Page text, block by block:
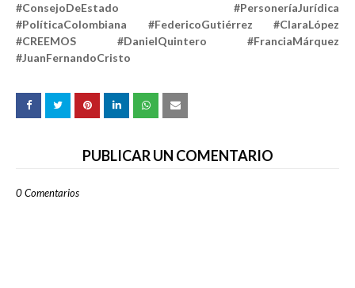
#ConsejoDeEstado #PersoneríaJurídica
#PolíticaColombiana #FedericoGutiérrez #ClaraLópez
#CREEMOS #DanielQuintero #FranciaMárquez
#JuanFernandoCristo
PUBLICAR UN COMENTARIO
0 Comentarios